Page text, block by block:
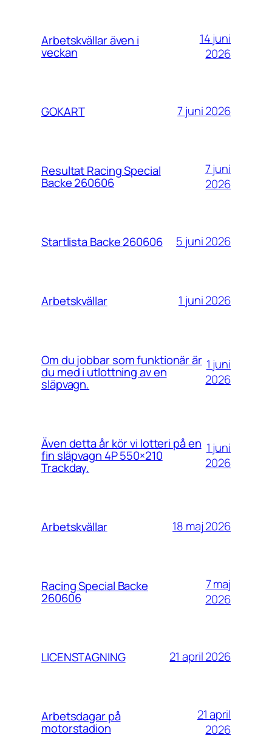
Arbetskvällar även i
veckan
14 juni
2026
GOKART 7 juni 2026
Resultat Racing Special
Backe 260606
7 juni
2026
Startlista Backe 260606 5 juni 2026
Arbetskvällar 1 juni 2026
Om du jobbar som funktionär är
du med i utlottning av en
släpvagn.
1 juni
2026
Även detta år kör vi lotteri på en
fin släpvagn 4P 550×210
Trackday.
1 juni
2026
Arbetskvällar 18 maj 2026
Racing Special Backe
260606
7 maj
2026
LICENSTAGNING 21 april 2026
Arbetsdagar på
motorstadion
21 april
2026